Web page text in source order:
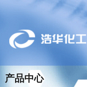
产品中心